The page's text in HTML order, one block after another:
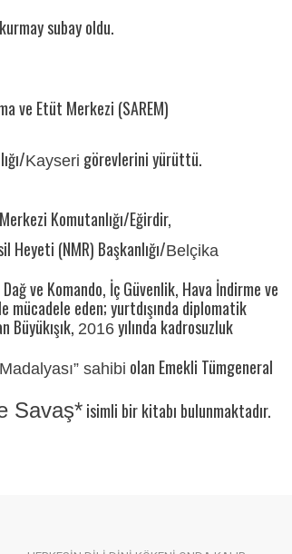
subay oldu.
ve Etüt Merkezi (SAREM)
Kayseri görevlerini yürüttü.
Komutanlığı/Eğirdir,
Heyeti (NMR) Başkanlığı/Belçika
ve Komando, İç Güvenlik, Hava İndirme ve
mücadele eden; yurtdışında diplomatik
Büyükışık, 2016 yılında kadrosuzluk
sahibi olan Emekli Tümgeneral
Savaş*isimli bir kitabı bulunmaktadır.